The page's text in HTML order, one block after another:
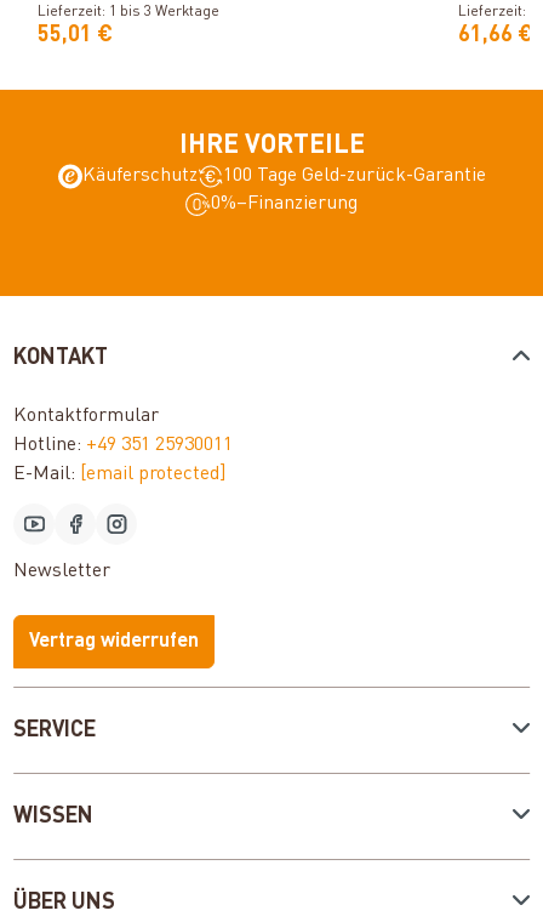
Lieferzeit: 1 bis 3 Werktage
55,01 €
Lieferzeit: 1
61,66 €
IHRE VORTEILE
Käuferschutz
100 Tage Geld-zurück-Garantie
0%–Finanzierung
SERVICE
WISSEN
ÜBER UNS
KONTAKT
Kontaktformular
Hotline: +49 351 25930011
E-Mail: [email protected]
Newsletter
Vertrag widerrufen